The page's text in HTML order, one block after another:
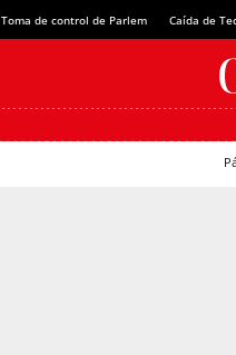
Toma de control de Parlem Caída de